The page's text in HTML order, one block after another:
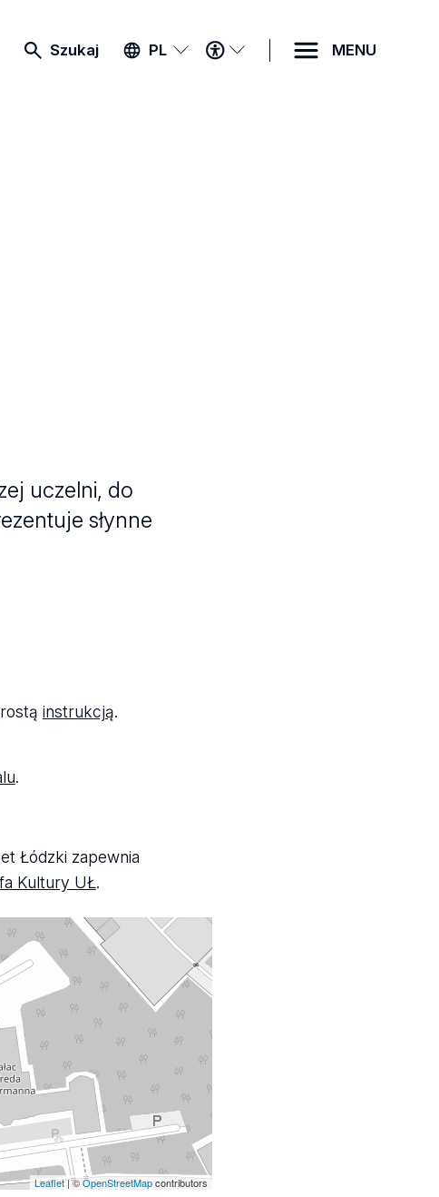
Szukaj PL
MENU
DOSTĘPNOŚCI
MENU
uczelni, do
słynne
instrukcją.
.
Łódzki zapewnia
Kultury UŁ.
Leaflet| ©OpenStreetMapcontributors